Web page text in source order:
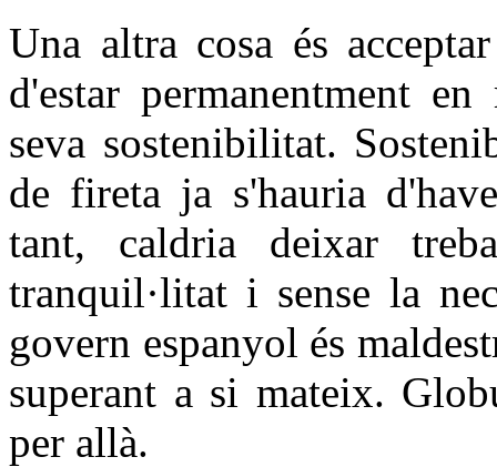
Una altra cosa és
d'estar permanentment
seva sostenibilitat.
de fireta ja s'hauria
tant, caldria deixar
tranquil·litat i sense la
govern espanyol és
superant a si mateix.
per allà.